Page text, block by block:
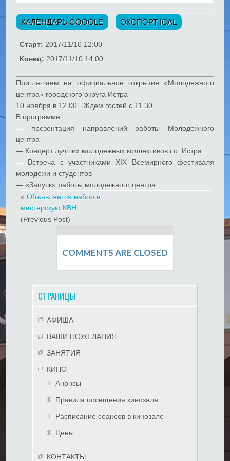
КАЛЕНДАРЬ GOOGLE ЭКСПОРТ ICAL
Старт: 2017/11/10 12:00
Конец: 2017/11/10 14:00
Приглашаем на официальное открытие «Молодежного
центра» городского округа Истра
10 ноября в 12.00 . Ждем гостей с 11.30
В программе:
— презентация направлений работы Молодежного
центра
— Концерт лучших молодежных коллективов г.о. Истра
— Встреча с участниками XIX Всемирного фестиваля
молодежи и студентов
— «Запуск» работы молодежного центра
« Объявляется набор в
мастерскую КВН
(Previous Post)
COMMENTS ARE CLOSED
СТРАНИЦЫ
АФИША
ВАШИ ПОЖЕЛАНИЯ
ЗАНЯТИЯ
КИНО
Анонсы
Правила посещения кинозала
Расписание сеансов в кинозале
Цены
КОНТАКТЫ